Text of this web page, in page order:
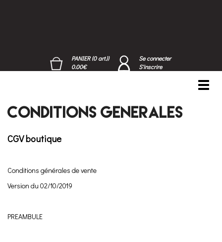
PANIER (0 art.))
0.00€
Se connecter
S'inscrire
Conditions generales
CGV boutique
Conditions générales de vente
Version du 02/10/2019
PREAMBULE